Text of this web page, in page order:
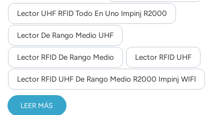
Lector UHF RFID Todo En Uno Impinj R2000
Lector De Rango Medio UHF
Lector RFID De Rango Medio Lector RFID UHF
Lector RFID UHF De Rango Medio R2000 Impinj WIFI
LEER MÁS